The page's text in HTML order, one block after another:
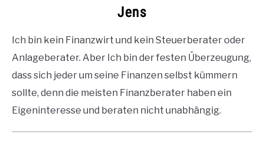
Jens
Ich bin kein Finanzwirt und kein Steuerberater oder
Anlageberater. Aber Ich bin der festen Überzeugung,
dass sich jeder um seine Finanzen selbst kümmern
sollte, denn die meisten Finanzberater haben ein
Eigeninteresse und beraten nicht unabhängig.